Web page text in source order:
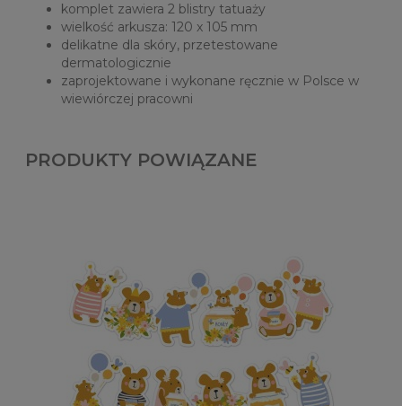
komplet zawiera 2 blistry tatuaży
wielkość arkusza: 120 x 105 mm
delikatne dla skóry, przetestowane
dermatologicznie
zaprojektowane i wykonane ręcznie w Polsce w
wiewiórczej pracowni
PRODUKTY POWIĄZANE